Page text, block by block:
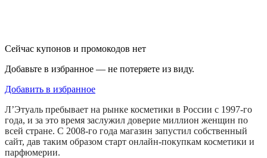
Сейчас купонов и промокодов нет
Добавьте в избранное — не потеряете из виду.
Добавить в избранное
Л’Этуаль пребывает на рынке косметики в России с 1997-го
года, и за это время заслужил доверие миллион женщин по
всей стране. С 2008-го года магазин запустил собственный
сайт, дав таким образом старт онлайн-покупкам косметики и
парфюмерии.